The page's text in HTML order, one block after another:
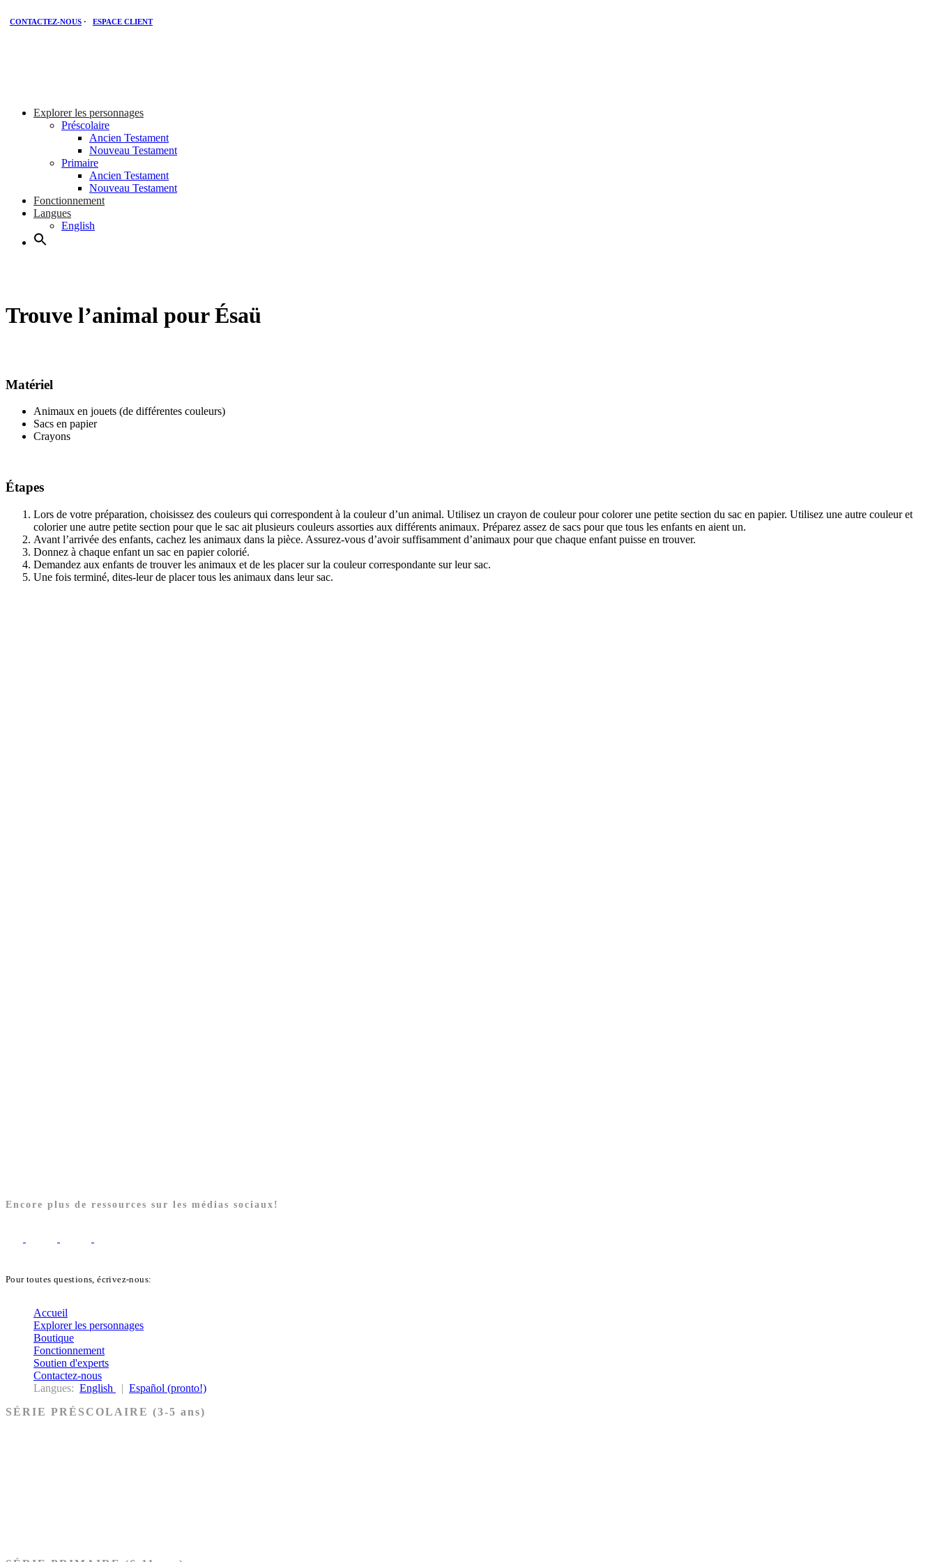
CONTACTEZ-NOUS · ESPACE CLIENT
Explorer les personnages
Préscolaire
Ancien Testament
Nouveau Testament
Primaire
Ancien Testament
Nouveau Testament
Fonctionnement
Langues
English
Trouve l’animal pour Ésaü
Matériel
Animaux en jouets (de différentes couleurs)
Sacs en papier
Crayons
Étapes
Lors de votre préparation, choisissez des couleurs qui correspondent à la couleur d’un animal. Utilisez un crayon de couleur pour colorer une petite section du sac en papier. Utilisez une autre couleur et
colorier une autre petite section pour que le sac ait plusieurs couleurs assorties aux différents animaux. Préparez assez de sacs pour que tous les enfants en aient un.
Avant l’arrivée des enfants, cachez les animaux dans la pièce. Assurez-vous d’avoir suffisamment d’animaux pour que chaque enfant puisse en trouver.
Donnez à chaque enfant un sac en papier colorié.
Demandez aux enfants de trouver les animaux et de les placer sur la couleur correspondante sur leur sac.
Une fois terminé, dites-leur de placer tous les animaux dans leur sac.
Encore plus de ressources sur les médias sociaux!
Pour toutes questions, écrivez-nous:
Accueil
Explorer les personnages
Boutique
Fonctionnement
Soutien d'experts
Contactez-nous
Langues: English | Español (pronto!)
SÉRIE PRÉSCOLAIRE (3-5 ans)